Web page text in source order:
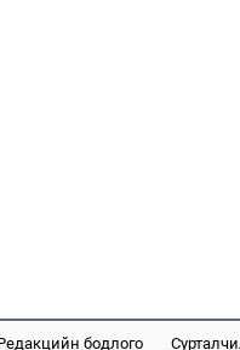
бодлого